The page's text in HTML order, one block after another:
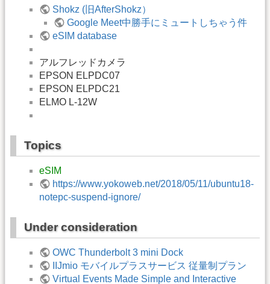
Shokz (旧AfterShokz）
Google Meet中勝手にミュートしちゃう件
eSIM database
アルフレッドカメラ
EPSON ELPDC07
EPSON ELPDC21
ELMO L-12W
Topics
eSIM
https://www.yokoweb.net/2018/05/11/ubuntu18-
notepc-suspend-ignore/
Under consideration
OWC Thunderbolt 3 mini Dock
IIJmio モバイルプラスサービス 従量制プラン
Virtual Events Made Simple and Interactive